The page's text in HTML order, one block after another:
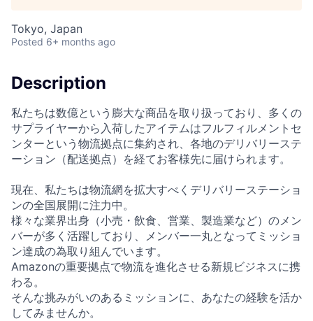
Tokyo, Japan
Posted 6+ months ago
Description
私たちは数億という膨大な商品を取り扱っており、多くの
サプライヤーから入荷したアイテムはフルフィルメントセ
ンターという物流拠点に集約され、各地のデリバリーステ
ーション（配送拠点）を経てお客様先に届けられます。
現在、私たちは物流網を拡大すべくデリバリーステーショ
ンの全国展開に注力中。
様々な業界出身（小売・飲食、営業、製造業など）のメン
バーが多く活躍しており、メンバー一丸となってミッショ
ン達成の為取り組んでいます。
Amazonの重要拠点で物流を進化させる新規ビジネスに携
わる。
そんな挑みがいのあるミッションに、あなたの経験を活か
してみませんか。